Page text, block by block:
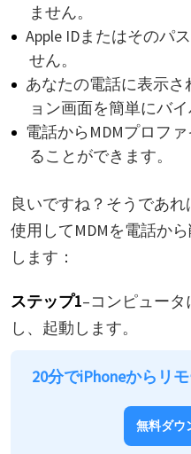
ません。
Apple IDまたはそのパ
せん。
あなたの電話に表示さ
ョン画面を簡単にバイ
電話からMDMプロフ
ることができます。
良いですね？そうであ
使用してMDMを電話か
します：
ステップ1–コンピュータ
し、起動します。
20分でiPhoneからリ
無料ダウ